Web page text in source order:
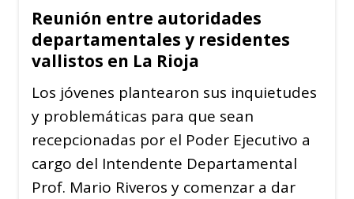
Reunión entre autoridades
departamentales y residentes
vallistos en La Rioja
Los jóvenes plantearon sus inquietudes
y problemáticas para que sean
recepcionadas por el Poder Ejecutivo a
cargo del Intendente Departamental
Prof. Mario Riveros y comenzar a dar